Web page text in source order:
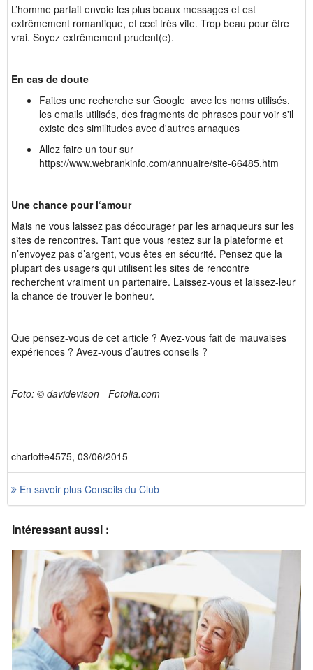
L’homme parfait envoie les plus beaux messages et est
extrêmement romantique, et ceci très vite. Trop beau pour être
vrai. Soyez extrêmement prudent(e).
En cas de doute
Faites une recherche sur Google avec les noms utilisés,
les emails utilisés, des fragments de phrases pour voir s'il
existe des similitudes avec d'autres arnaques
Allez faire un tour sur
https://www.webrankinfo.com/annuaire/site-66485.htm
Une chance pour l‘amour
Mais ne vous laissez pas décourager par les arnaqueurs sur les
sites de rencontres. Tant que vous restez sur la plateforme et
n’envoyez pas d’argent, vous êtes en sécurité. Pensez que la
plupart des usagers qui utilisent les sites de rencontre
recherchent vraiment un partenaire. Laissez-vous et laissez-leur
la chance de trouver le bonheur.
Que pensez-vous de cet article ? Avez-vous fait de mauvaises
expériences ? Avez-vous d’autres conseils ?
Foto: © davidevison - Fotolia.com
charlotte4575, 03/06/2015
En savoir plus Conseils du Club
Intéressant aussi :